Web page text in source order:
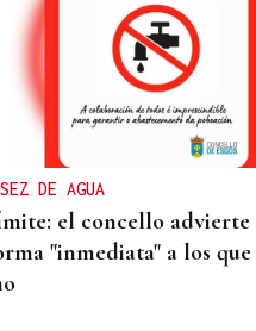
DE AGUA
el concello
"inmediata" a los que